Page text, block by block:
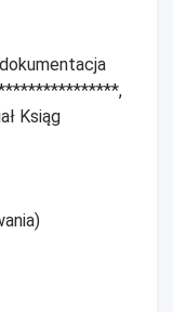
****************,
Ksiąg